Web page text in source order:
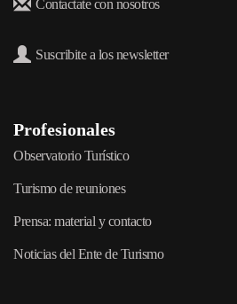
Contactate con nosotros
Suscribite a los newsletter
Profesionales
Observatorio Turístico
Turismo de reuniones
Prensa: material y contacto
Noticias del Ente de Turismo